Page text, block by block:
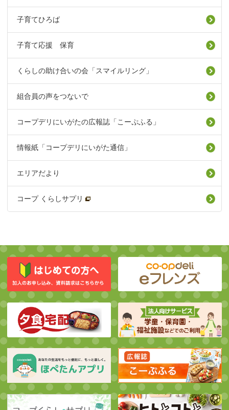
子育てひろば
子育て応援 保育
くらしの助け合いの会「スマイルリング」
組合員の声をつないで
コープデリにいがたの広報誌「こーぷふる」
情報紙「コープデリにいがた通信」
エリアだより
コープ くらしサプリ